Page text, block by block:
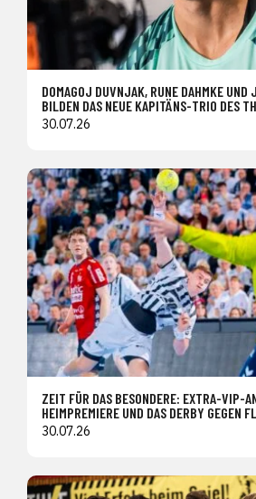
DOMAGOJ DUVNJAK, RUNE DAHMKE UND
BILDEN DAS NEUE KAPITÄNS-TRIO DES
30.07.26
ZEIT FÜR DAS BESONDERE: EXTRA-VIP-
HEIMPREMIERE UND DAS DERBY GEGEN
30.07.26